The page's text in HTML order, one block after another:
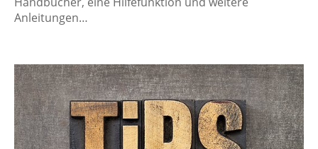
Anleitungen…